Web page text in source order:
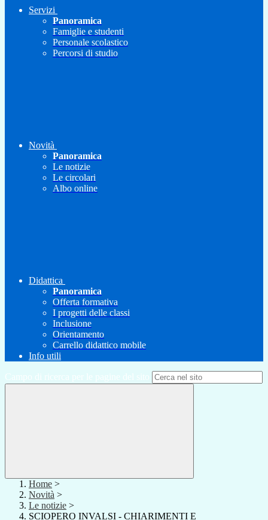
Servizi
Panoramica
Famiglie e studenti
Personale scolastico
Percorsi di studio
Novità
Panoramica
Le notizie
Le circolari
Albo online
Didattica
Panoramica
Offerta formativa
I progetti delle classi
Inclusione
Orientamento
Carrello didattico mobile
Info utili
Campo di ricerca per le pagine del sito
Home >
Novità >
Le notizie >
SCIOPERO INVALSI - CHIARIMENTI E